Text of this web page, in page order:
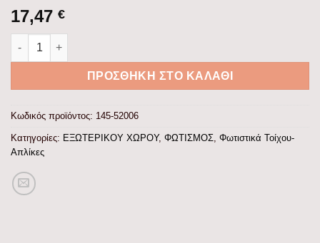
17,47 €
ΦΩΤΙΣΤΙΚΟ ΤΟΙΧΟΥ SLIM LED 3W IP65 230V 3000K
ΠΡΟΣΘΉΚΗ ΣΤΟ ΚΑΛΆΘΙ
Κωδικός προϊόντος: 145-52006
Κατηγορίες: ΕΞΩΤΕΡΙΚΟΥ ΧΩΡΟΥ, ΦΩΤΙΣΜΟΣ Φωτιστικά Τοίχου-
Απλίκες